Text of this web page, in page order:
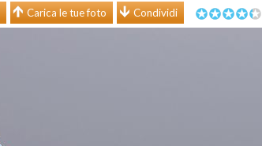
Carica le tue foto Condividi